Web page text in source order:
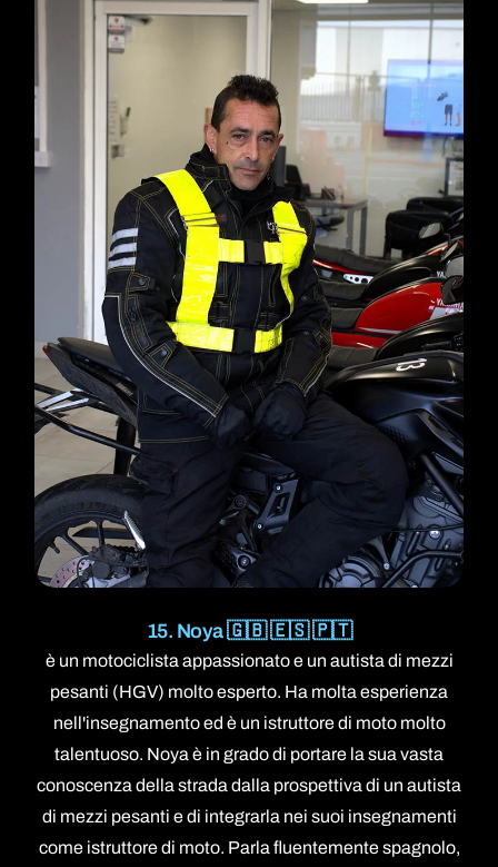
15. Noya 🇬🇧 🇪🇸 🇵🇹
è un motociclista appassionato e un autista di mezzi
pesanti (HGV) molto esperto. Ha molta esperienza
nell'insegnamento ed è un istruttore di moto molto
talentuoso. Noya è in grado di portare la sua vasta
conoscenza della strada dalla prospettiva di un autista
di mezzi pesanti e di integrarla nei suoi insegnamenti
come istruttore di moto. Parla fluentemente spagnolo,